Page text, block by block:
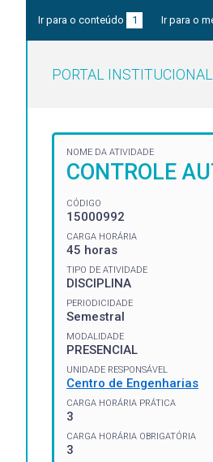
Ir para o conteúdo 1 Ir para o
PORTAL INSTITUCIONAL
NOME DA ATIVIDADE
CONTROLE
CÓDIGO
15000992
CARGA HORÁRIA
45 horas
TIPO DE ATIVIDADE
DISCIPLINA
PERIODICIDADE
Semestral
MODALIDADE
PRESENCIAL
UNIDADE RESPONSÁVEL
Centro de Engenharias
CARGA HORÁRIA PRÁTICA
3
CARGA HORÁRIA OBRIGATÓRIA
3